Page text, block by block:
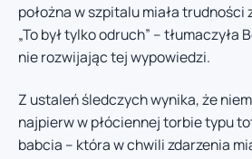
położna w szpitalu miała trudności
„To był tylko odruch” – tłumaczyła
nie rozwijając tej wypowiedzi.
Z ustaleń śledczych wynika, że
najpierw w płóciennej torbie typu
babcia – która w chwili zdarzenia